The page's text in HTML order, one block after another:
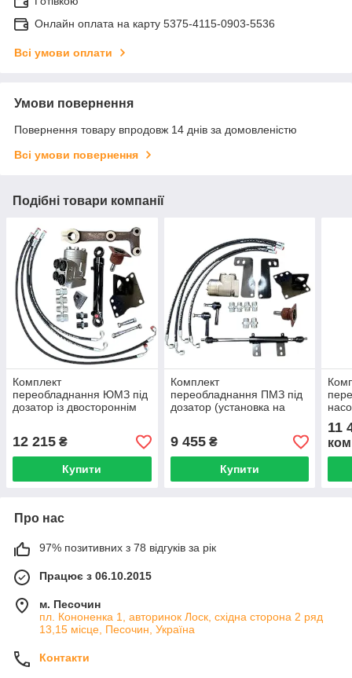
Онлайн оплата на карту 5375-4115-0903-5536
Всі умови оплати
Умови повернення
Повернення товару впродовж 14 днів за домовленістю
Всі умови повернення
Подібні товари компанії
Комплект
переобладнання ЮМЗ під
дозатор із двостороннім
12 215 ₴
Купити
Комплект
переобладнання ПМЗ під
дозатор (установка на
9 455₴
Купити
11
Про нас
97% позитивних з 78 відгуків за рік
Працює з 06.10.2015
м. Песочин
пл. Кононенка 1, авторинок Лоск, східна сторона 2 ряд
13,15 місце, Песочин, Україна
Контакти